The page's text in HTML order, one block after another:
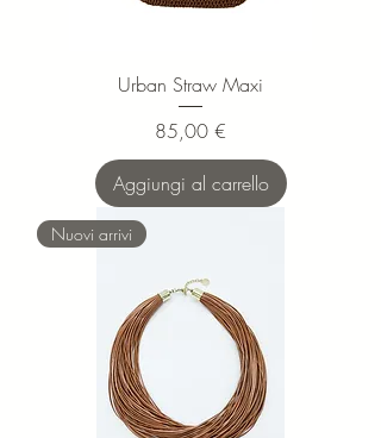
Urban Straw Maxi
Prezzo
85,00 €
Aggiungi al carrello
Nuovi arrivi